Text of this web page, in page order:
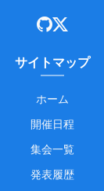
サイトマップ
ホーム
開催日程
集会一覧
発表履歴